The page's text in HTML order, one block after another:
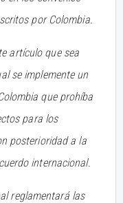
por Colombia.
artículo que sea
se implemente un
que prohíba
para los
posterioridad a la
internacional.
reglamentará las